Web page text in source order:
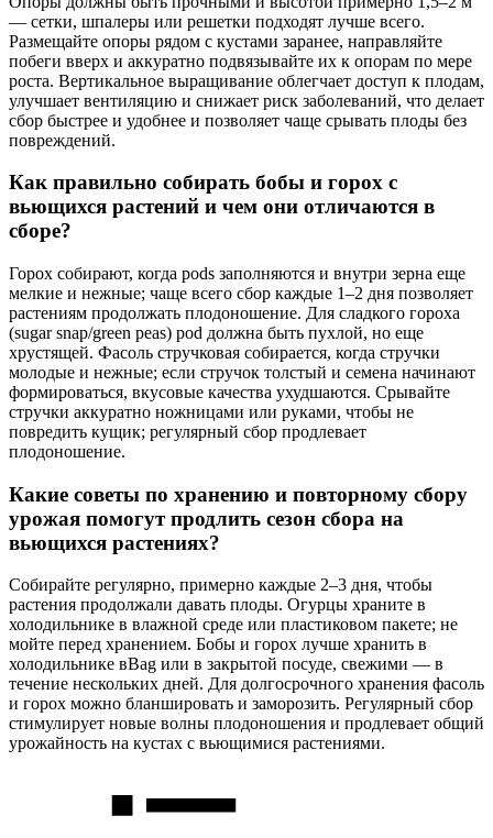
— сетки, шпалеры или решетки подходят лучше всего.
Размещайте опоры рядом с кустами заранее, направляйте
побеги вверх и аккуратно подвязывайте их к опорам по мере
роста. Вертикальное выращивание облегчает доступ к плодам,
улучшает вентиляцию и снижает риск заболеваний, что делает
сбор быстрее и удобнее и позволяет чаще срывать плоды без
повреждений.
Как правильно собирать бобы и горох с
вьющихся растений и чем они отличаются в
сборе?
Горох собирают, когда pods заполняются и внутри зерна еще
мелкие и нежные; чаще всего сбор каждые 1–2 дня позволяет
растениям продолжать плодоношение. Для сладкого гороха
(sugar snap/green peas) pod должна быть пухлой, но еще
хрустящей. Фасоль стручковая собирается, когда стручки
молодые и нежные; если стручок толстый и семена начинают
формироваться, вкусовые качества ухудшаются. Срывайте
стручки аккуратно ножницами или руками, чтобы не
повредить кущик; регулярный сбор продлевает
плодоношение.
Какие советы по хранению и повторному сбору
урожая помогут продлить сезон сбора на
вьющихся растениях?
Собирайте регулярно, примерно каждые 2–3 дня, чтобы
растения продолжали давать плоды. Огурцы храните в
холодильнике в влажной среде или пластиковом пакете; не
мойте перед хранением. Бобы и горох лучше хранить в
холодильнике вBag или в закрытой посуде, свежими — в
течение нескольких дней. Для долгосрочного хранения фасоль
и горох можно бланшировать и заморозить. Регулярный сбор
стимулирует новые волны плодоношения и продлевает общий
урожайность на кустах с вьющимися растениями.